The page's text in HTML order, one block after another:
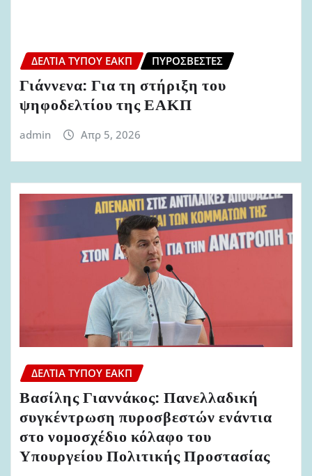
ΔΕΛΤΊΑ ΤΎΠΟΥ ΕΑΚΠ ΠΥΡΟΣΒΈΣΤΕΣ
Γιάννενα: Για τη στήριξη του
ψηφοδελτίου της ΕΑΚΠ
admin Απρ 5, 2026
ΔΕΛΤΊΑ ΤΎΠΟΥ ΕΑΚΠ
Βασίλης Γιαννάκος: Πανελλαδική
συγκέντρωση πυροσβεστών ενάντια
στο νομοσχέδιο κόλαφο του
Υπουργείου Πολιτικής Προστασίας